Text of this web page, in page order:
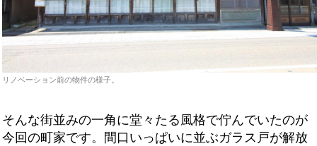
リノベーション前の物件の様子。
そんな街並みの一角に堂々たる風格で佇んでいたのが
今回の町家です。間口いっぱいに並ぶガラス戸が解放